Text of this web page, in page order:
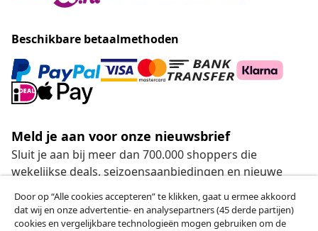
Beschikbare betaalmethoden
Meld je aan voor onze nieuwsbrief
Sluit je aan bij meer dan 700.000 shoppers die
wekelijkse deals, seizoensaanbiedingen en nieuwe
Onze sociale media
Door op “Alle cookies accepteren” te klikken, gaat u ermee akkoord
dat wij en onze advertentie- en analysepartners (45 derde partijen)
cookies en vergelijkbare technologieën mogen gebruiken om de